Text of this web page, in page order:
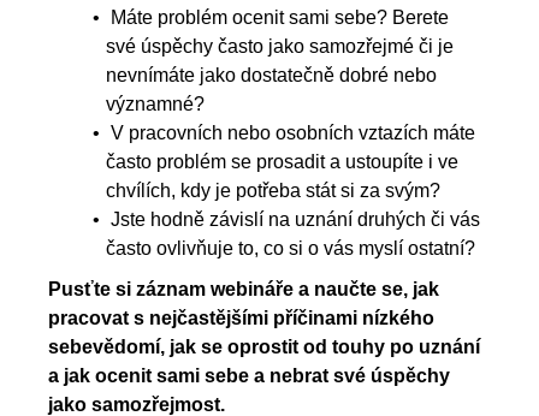
Máte problém ocenit sami sebe? Berete
své úspěchy často jako samozřejmé či je
nevnímáte jako dostatečně dobré nebo
významné?
V pracovních nebo osobních vztazích máte
často problém se prosadit a ustoupíte i ve
chvílích, kdy je potřeba stát si za svým?
Jste hodně závislí na uznání druhých či vás
často ovlivňuje to, co si o vás myslí ostatní?
Pusťte si záznam webináře a naučte se, jak
pracovat s nejčastějšími příčinami nízkého
sebevědomí, jak se oprostit od touhy po uznání
a jak ocenit sami sebe a nebrat své úspěchy
jako samozřejmost.